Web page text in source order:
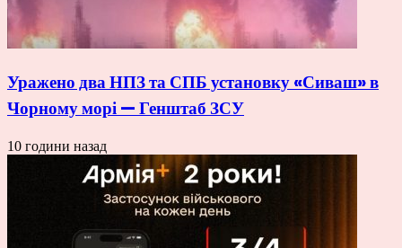
Уражено два НПЗ та СПБ установку «Сиваш» в
Чорному морі — Генштаб ЗСУ
10 години назад